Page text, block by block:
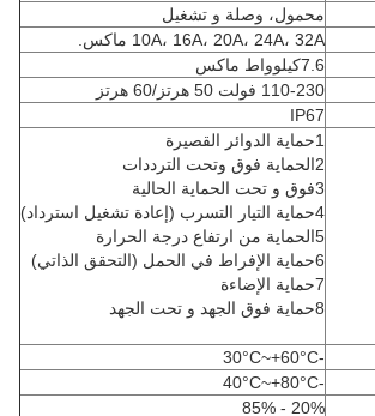
محمول، وصلة و تشغيل
10A، 16A، 20A، 24A، 32A ماكس.
7.6كيلوواط ماكس
110-230 فولت 50 هرتز/60 هرتز
IP67
4حماية التيار التسرب (إعادة تشغيل استرداد)
5الحماية من ارتفاع درجة الحرارة
20% - 85%